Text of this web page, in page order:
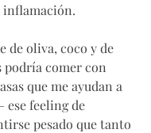
inflamación.
de oliva, coco y de
podría comer con
que me ayudan a
ese feeling de
pesado que tanto